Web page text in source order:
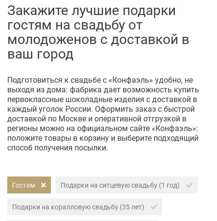
Закажите лучшие подарки
гостям на свадьбу от
молодоженов с доставкой в
ваш город
Подготовиться к свадьбе с «Конфаэль» удобно, не
выходя из дома: фабрика дает возможность купить
первоклассные шоколадные изделия с доставкой в
каждый уголок России. Оформить заказ с быстрой
доставкой по Москве и оперативной отгрузкой в
регионы можно на официальном сайте «Конфаэль»:
положите товары в корзину и выберите подходящий
способ получения посылки.
Гостям Подарки на ситцевую свадьбу (1 год)
Подарки на коралловую свадьбу (35 лет)